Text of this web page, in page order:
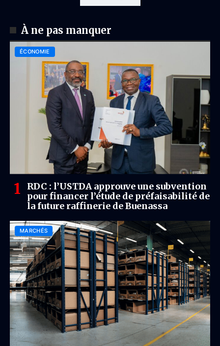
À ne pas manquer
ÉCONOMIE
RDC : l’USTDA approuve une subvention
pour financer l’étude de préfaisabilité de
la future raffinerie de Buenassa
MARCHÉS